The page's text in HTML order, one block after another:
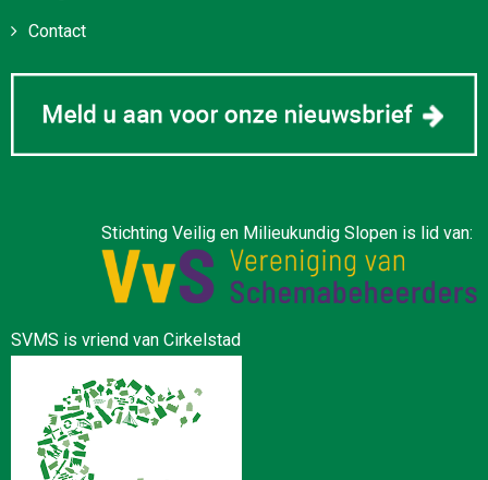
Contact
Stichting Veilig en Milieukundig Slopen is lid van:
SVMS is vriend van Cirkelstad